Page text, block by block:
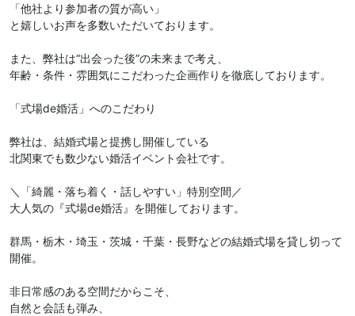
「他社より参加者の質が高い」
と嬉しいお声を多数いただいております。
また、弊社は“出会った後”の未来まで考え、
年齢・条件・雰囲気にこだわった企画作りを徹底しております。
「式場de婚活」へのこだわり
弊社は、結婚式場と提携し開催している
北関東でも数少ない婚活イベント会社です。
＼「綺麗・落ち着く・話しやすい」特別空間／
大人気の『式場de婚活』を開催しております。
群馬・栃木・埼玉・茨城・千葉・長野などの結婚式場を貸し切って
開催。
非日常感のある空間だからこそ、
自然と会話も弾み、